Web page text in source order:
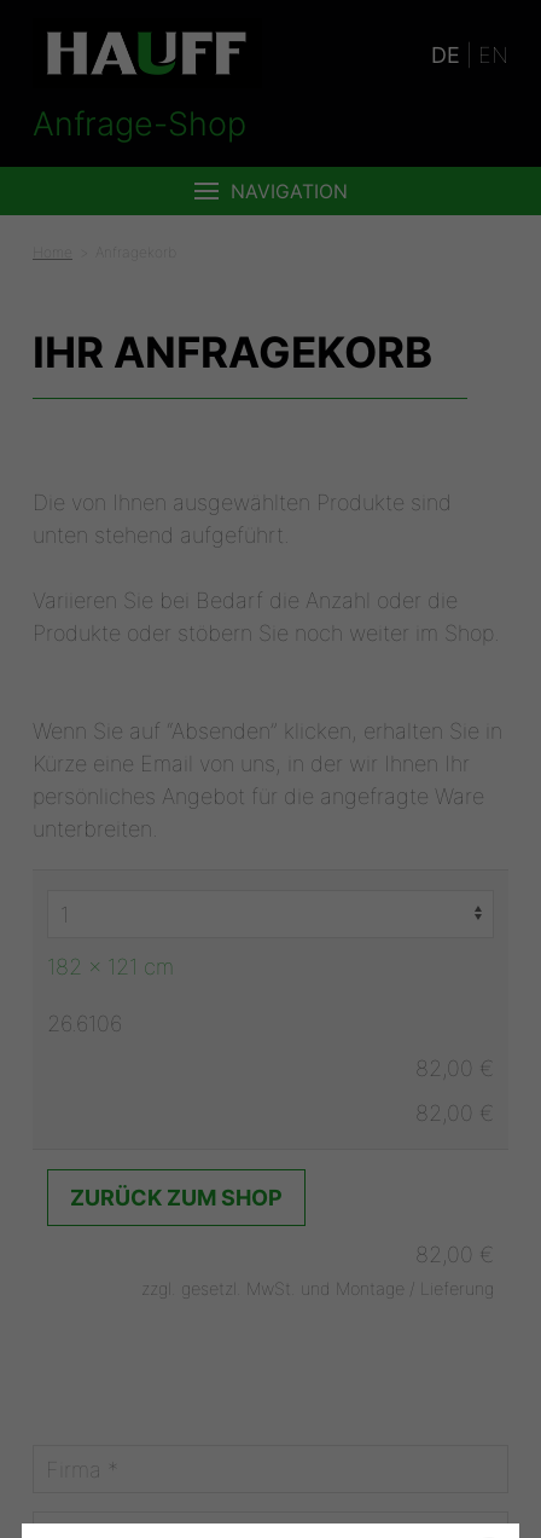
DE EN
Anfrage-Shop
NAVIGATION
IHR ANFRAGEKORB
Die von Ihnen ausgewählten Produkte sind
unten stehend aufgeführt.
Variieren Sie bei Bedarf die Anzahl oder die
Produkte oder stöbern Sie noch weiter im Shop.
Wenn Sie auf “Absenden” klicken, erhalten Sie in
Kürze eine Email von uns, in der wir Ihnen Ihr
persönliches Angebot für die angefragte Ware
unterbreiten.
182 x 121 cm
26.6106
82,00 €
82,00 €
ZURÜCK ZUM SHOP
82,00 €
zzgl. gesetzl. MwSt. und Montage / Lieferung